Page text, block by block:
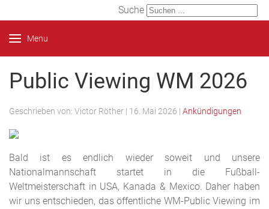
Suche
Menu
Public Viewing WM 2026
Geschrieben von: Victor Röther | 16. Mai 2026 | Ankündigungen
Bald ist es endlich wieder soweit und unsere
Nationalmannschaft startet in die Fußball-
Weltmeisterschaft in USA, Kanada & Mexico. Daher haben
wir uns entschieden, das öffentliche WM-Public Viewing im